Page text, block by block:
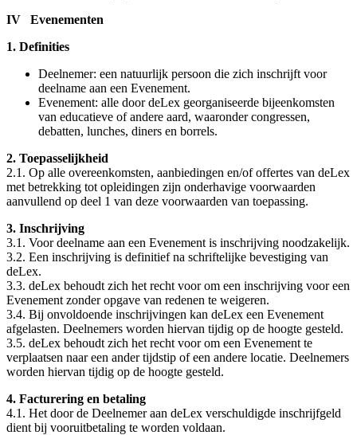
IV Evenementen
1. Definities
Deelnemer: een natuurlijk persoon die zich inschrijft voor
deelname aan een Evenement.
Evenement: alle door deLex georganiseerde bijeenkomsten
van educatieve of andere aard, waaronder congressen,
debatten, lunches, diners en borrels.
2. Toepasselijkheid
2.1. Op alle overeenkomsten, aanbiedingen en/of offertes van deLex
met betrekking tot opleidingen zijn onderhavige voorwaarden
aanvullend op deel 1 van deze voorwaarden van toepassing.
3. Inschrijving
3.1. Voor deelname aan een Evenement is inschrijving noodzakelijk.
3.2. Een inschrijving is definitief na schriftelijke bevestiging van
deLex.
3.3. deLex behoudt zich het recht voor om een inschrijving voor een
Evenement zonder opgave van redenen te weigeren.
3.4. Bij onvoldoende inschrijvingen kan deLex een Evenement
afgelasten. Deelnemers worden hiervan tijdig op de hoogte gesteld.
3.5. deLex behoudt zich het recht voor om een Evenement te
verplaatsen naar een ander tijdstip of een andere locatie. Deelnemers
worden hiervan tijdig op de hoogte gesteld.
4. Facturering en betaling
4.1. Het door de Deelnemer aan deLex verschuldigde inschrijfgeld
dient bij vooruitbetaling te worden voldaan.